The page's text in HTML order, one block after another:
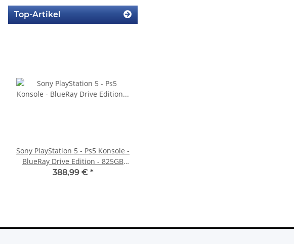
Top-Artikel
Sony PlayStation 5 - Ps5 Konsole -
BlueRay Drive Edition - 825GB
CFI-1216A gebraucht
388,99 € *